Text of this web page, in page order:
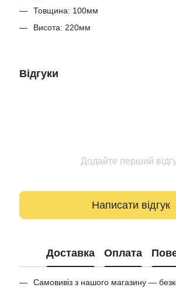
Товщина: 100мм
Висота: 220мм
Відгуки
Додайте перший
Написати відгук
Доставка Оплата
Самовивіз з нашого магазину —